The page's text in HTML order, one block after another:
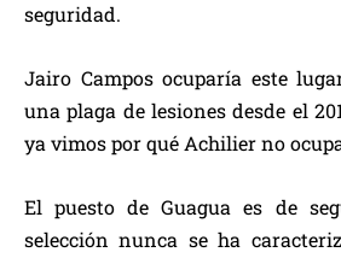
seguridad.
Jairo Campos ocuparía este
una plaga de lesiones desde el
ya vimos por qué Achilier no
El puesto de Guagua es de
selección nunca se ha